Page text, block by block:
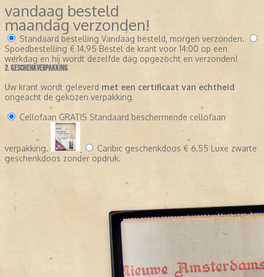
vandaag besteld
maandag verzonden!
Standaard bestelling Vandaag besteld, morgen verzonden.
Spoedbestelling € 14,95 Bestel de krant voor 14:00 op een
werkdag en hij wordt dezelfde dag opgezocht en verzonden!
2. GESCHENKVERPAKKING
Uw krant wordt geleverd met een certificaat van echtheid
ongeacht de gekozen verpakking.
Cellofaan GRATIS Standaard beschermende cellofaan
verpakking. Caribic geschenkdoos € 6,55 Luxe zwarte
geschenkdoos zonder opdruk.